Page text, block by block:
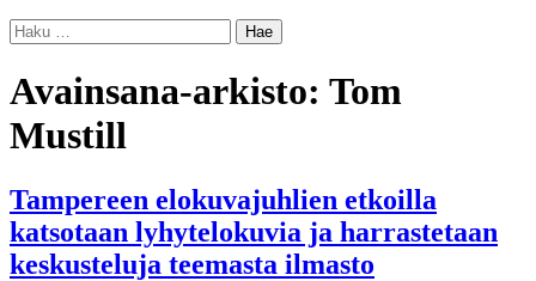
Haku:
Avainsana-arkisto: Tom
Mustill
Tampereen elokuvajuhlien etkoilla
katsotaan lyhytelokuvia ja harrastetaan
keskusteluja teemasta ilmasto